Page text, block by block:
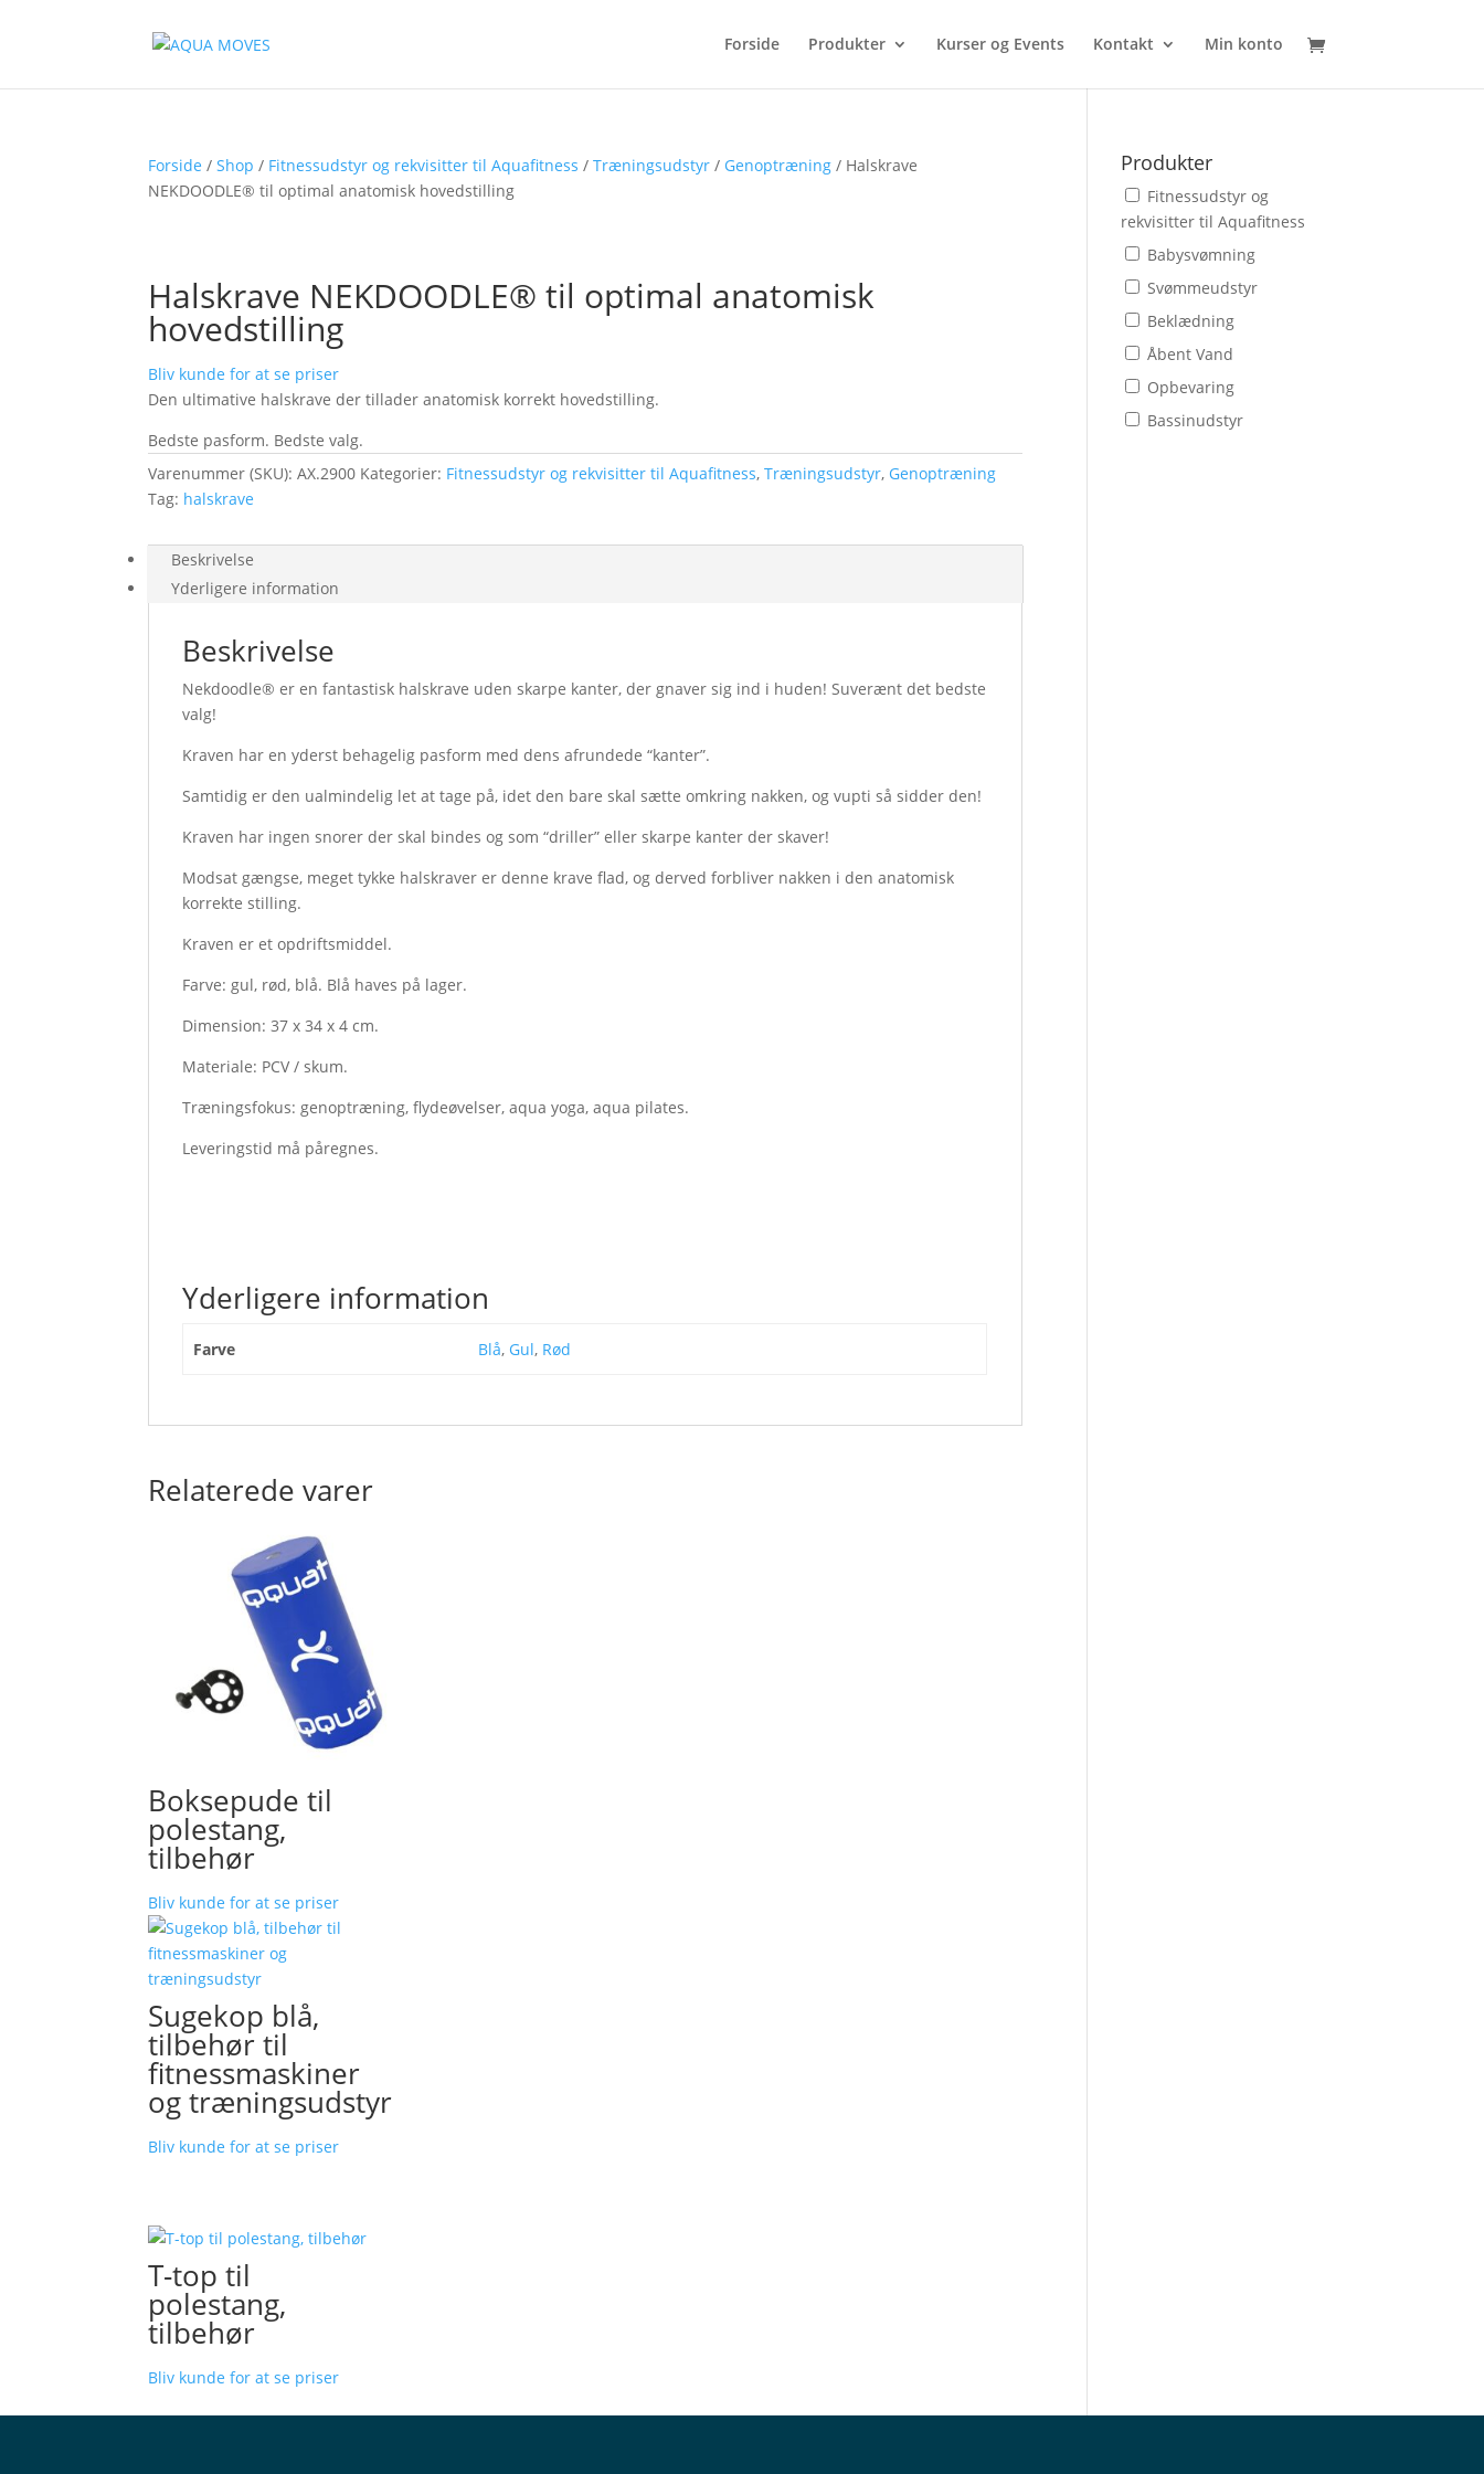
Forside Produkter Kurser og Events Kontakt Min konto
Forside /Shop / Fitnessudstyr og rekvisitter til Aquafitness /Træningsudstyr / Genoptræning / Halskrave
NEKDOODLE® til optimal anatomisk hovedstilling
Halskrave NEKDOODLE® til optimal anatomisk
hovedstilling
Bliv kunde for at se priser
Den ultimative halskrave der tillader anatomisk korrekt hovedstilling.
Bedste pasform. Bedste valg.
Varenummer (SKU):AX.2900 Kategorier: Fitnessudstyr og rekvisitter til Aquafitness,Træningsudstyr, Genoptræning
Tag: halskrave
Beskrivelse
Yderligere information
Beskrivelse
Nekdoodle® er en fantastisk halskrave uden skarpe kanter, der gnaver sig ind i huden! Suverænt det bedste
valg!
Kraven har en yderst behagelig pasform med dens afrundede “kanter”.
Samtidig er den ualmindelig let at tage på, idet den bare skal sætte omkring nakken, og vupti så sidder den!
Kraven har ingen snorer der skal bindes og som “driller” eller skarpe kanter der skaver!
Modsat gængse, meget tykke halskraver er denne krave flad, og derved forbliver nakken i den anatomisk
korrekte stilling.
Kraven er et opdriftsmiddel.
Farve: gul, rød, blå. Blå haves på lager.
Dimension: 37 x 34 x 4 cm.
Materiale: PCV / skum.
Træningsfokus: genoptræning, flydeøvelser, aqua yoga, aqua pilates.
Leveringstid må påregnes.
Yderligere information
Farve Blå, Gul, Rød
Relaterede varer
Boksepude til
polestang,
tilbehør
Bliv kunde for at se priser
Sugekop blå,
tilbehør til
fitnessmaskiner
og træningsudstyr
Bliv kunde for at se priser
T-top til
polestang,
tilbehør
Bliv kunde for at se priser
Produkter
Fitnessudstyr og
rekvisitter til Aquafitness
Babysvømning
Svømmeudstyr
Beklædning
Åbent Vand
Opbevaring
Bassinudstyr